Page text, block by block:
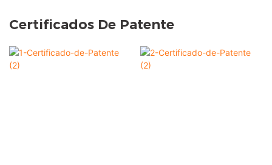
Certificados De Patente